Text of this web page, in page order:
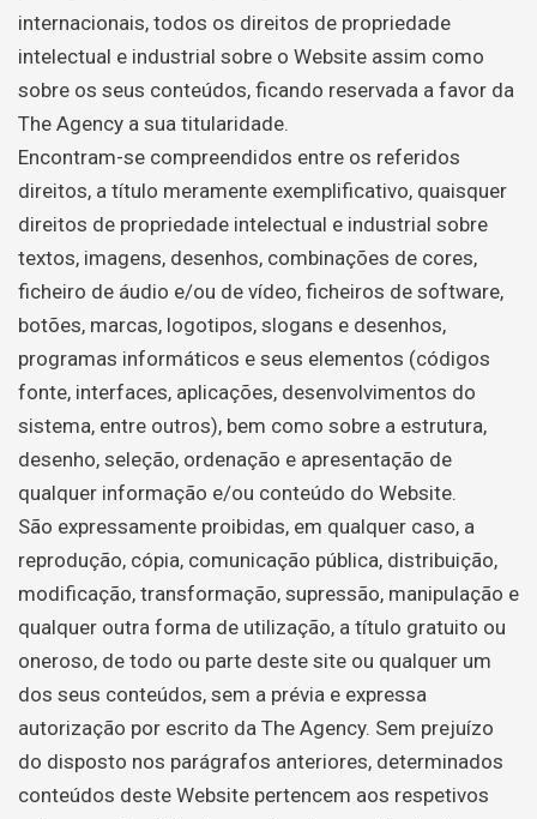
internacionais, todos os direitos de propriedade
intelectual e industrial sobre o Website assim como
sobre os seus conteúdos, ficando reservada a favor da
The Agency a sua titularidade.
Encontram-se compreendidos entre os referidos
direitos, a título meramente exemplificativo, quaisquer
direitos de propriedade intelectual e industrial sobre
textos, imagens, desenhos, combinações de cores,
ficheiro de áudio e/ou de vídeo, ficheiros de software,
botões, marcas, logotipos, slogans e desenhos,
programas informáticos e seus elementos (códigos
fonte, interfaces, aplicações, desenvolvimentos do
sistema, entre outros), bem como sobre a estrutura,
desenho, seleção, ordenação e apresentação de
qualquer informação e/ou conteúdo do Website.
São expressamente proibidas, em qualquer caso, a
reprodução, cópia, comunicação pública, distribuição,
modificação, transformação, supressão, manipulação e
qualquer outra forma de utilização, a título gratuito ou
oneroso, de todo ou parte deste site ou qualquer um
dos seus conteúdos, sem a prévia e expressa
autorização por escrito da The Agency. Sem prejuízo
do disposto nos parágrafos anteriores, determinados
conteúdos deste Website pertencem aos respetivos